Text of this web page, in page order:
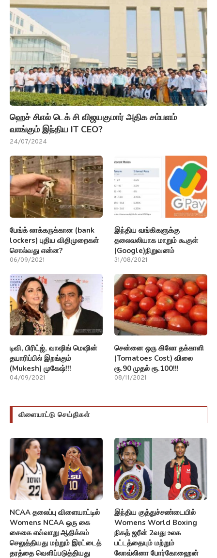
ஹெச் சிஎல் டெக் சி விஜயகுமார் அதிக சம்பளம்
வாங்கும் இந்திய IT CEO?
24/07/2024
பேங்க் லாக்கருக்கான (bank
lockers) புதிய விதிமுறைகள்
சொல்வது என்ன?
06/09/2021
இந்திய வங்கிகளுக்கு
தலைவலியாக மாறும் கூகுள்
(Google)நிறுவனம்
31/08/2021
டிவி, பிரிட்ஜ், வாஷிங் மெஷின்
தயாரிப்பில் இறங்கும்
(Mukesh) முகேஷ்!!!
04/09/2021
சென்னை ஒரு கிலோ தக்காளி
(Tomatoes Cost) விலை
ரூ.90 முதல் ரூ.100!!!
08/11/2021
விளையாட்டு செய்திகள்
NCAA தலைப்பு விளையாட்டில்
Womens NCAA ஒரு கை
சைகை எவ்வாறு ஆதிக்கம்
செலுத்தியது மற்றும் இரட்டைத்
தரத்தை வெளிப்படுத்தியது
இந்திய குத்துச்சண்டையில்
Womens World Boxing
நிகத் ஜரீன் 2வது உலக
பட்டத்தையும் மற்றும்
லோவ்லினா போர்கோஹைன்